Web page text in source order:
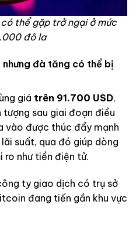
thể gặp trở ngại ở mức
đô la
đà tăng có thể bị
giá trên 91.700 USD,
tượng sau giai đoạn điều
vào được thúc đẩy mạnh
suất, qua đó giúp dòng
ro như tiền điện tử.
ty giao dịch có trụ sở
đang tiến gần khu vực